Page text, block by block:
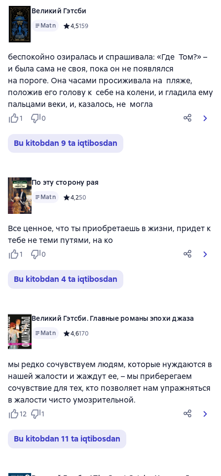
Великий Гэтсби
Matn Средний рейтинг 4,5 на основе 159 оценок
4,5159
беспокойно озиралась и спрашивала: «Где Том?» –
и была сама не своя, пока он не появлялся
на пороге. Она часами просиживала на пляже,
положив его голову к себе на колени, и гладила ему
пальцами веки, и, казалось, не могла
1 0
Bu kitobdan 9 ta iqtibosdan
По эту сторону рая
Matn Средний рейтинг 4,2 на основе 50 оценок
4,250
Все ценное, что ты приобретаешь в жизни, придет к
тебе не теми путями, на ко
1 0
Bu kitobdan 4 ta iqtibosdan
Великий Гэтсби. Главные романы эпохи джаза
Matn Средний рейтинг 4,6 на основе 170 оценок
4,6170
мы редко сочувствуем людям, которые нуждаются в
нашей жалости и жаждут ее, – мы приберегаем
сочувствие для тех, кто позволяет нам упражняться
в жалости чисто умозрительной.
12 1
Bu kitobdan 11 ta iqtibosdan